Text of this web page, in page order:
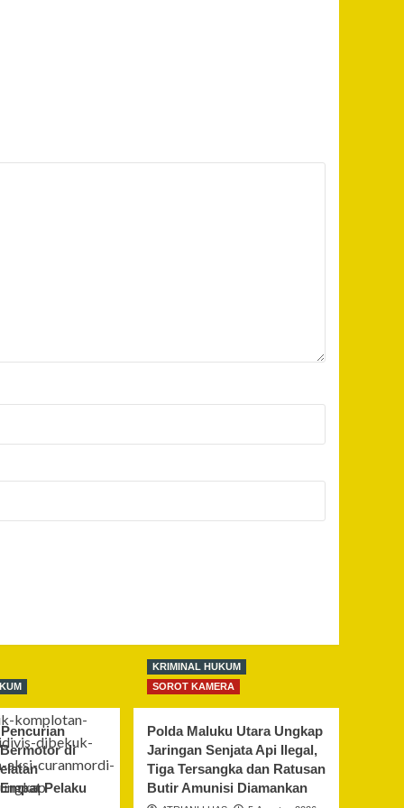
di
Pelaku
KRIMINAL HUKUM
SOROT KAMERA
Polda Maluku Utara Ungkap
Jaringan Senjata Api Ilegal,
Tiga Tersangka dan Ratusan
Butir Amunisi Diamankan